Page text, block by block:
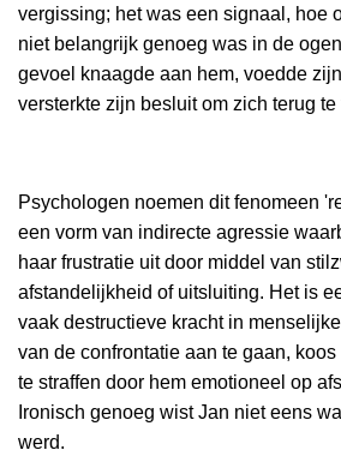
vergissing; het was een signaal, hoe
niet belangrijk genoeg was in de
gevoel knaagde aan hem, voedde
versterkte zijn besluit om zich terug te
Psychologen noemen dit fenomeen
een vorm van indirecte agressie
haar frustratie uit door middel van
afstandelijkheid of uitsluiting. Het is
vaak destructieve kracht in
van de confrontatie aan te gaan,
te straffen door hem emotioneel op
Ironisch genoeg wist Jan niet eens
werd.